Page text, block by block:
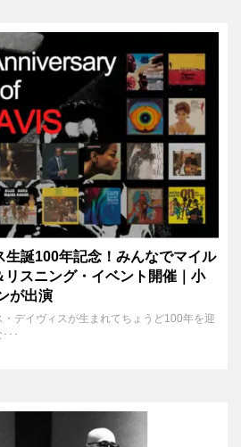
生誕100年記念！みんなでマイル
スニング・イベント開催｜小
が出演
デイヴィスが生まれてちょうど100年を迎
･･